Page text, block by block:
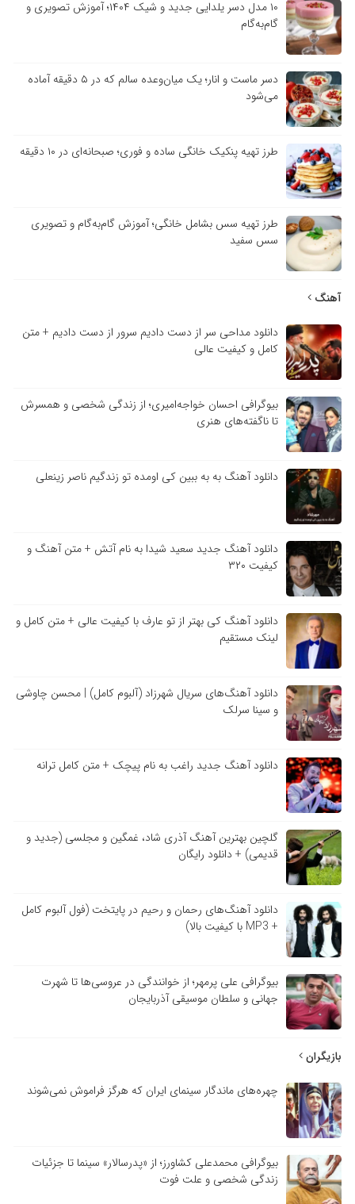
۱۰ مدل دسر یلدایی جدید و شیک ۱۴۰۴؛ آموزش تصویری و
گام‌به‌گام
دسر ماست و انار؛ یک میان‌وعده سالم که در ۵ دقیقه آماده
می‌شود
طرز تهیه پنکیک خانگی ساده و فوری؛ صبحانه‌ای در ۱۰ دقیقه
طرز تهیه سس بشامل خانگی؛ آموزش گام‌به‌گام و تصویری
سس سفید
آهنگ
دانلود مداحی سر از دست دادیم سرور از دست دادیم + متن
کامل و کیفیت عالی
بیوگرافی احسان خواجه‌امیری؛ از زندگی شخصی و همسرش
تا ناگفته‌های هنری
دانلود آهنگ به به ببین کی اومده تو زندگیم ناصر زینعلی
دانلود آهنگ جدید سعید شیدا به نام آتش + متن آهنگ و
کیفیت ۳۲۰
دانلود آهنگ کی بهتر از تو عارف با کیفیت عالی + متن کامل و
لینک مستقیم
دانلود آهنگ‌های سریال شهرزاد (آلبوم کامل) | محسن چاوشی
و سینا سرلک
دانلود آهنگ جدید راغب به نام پیچک + متن کامل ترانه
گلچین بهترین آهنگ آذری شاد، غمگین و مجلسی (جدید و
قدیمی) + دانلود رایگان
دانلود آهنگ‌های رحمان و رحیم در پایتخت (فول آلبوم کامل
+ MP3 با کیفیت بالا)
بیوگرافی علی پرمهر؛ از خوانندگی در عروسی‌ها تا شهرت
جهانی و سلطان موسیقی آذربایجان
بازیگران
چهره‌های ماندگار سینمای ایران که هرگز فراموش نمی‌شوند
بیوگرافی محمدعلی کشاورز؛ از «پدرسالار» سینما تا جزئیات
زندگی شخصی و علت فوت